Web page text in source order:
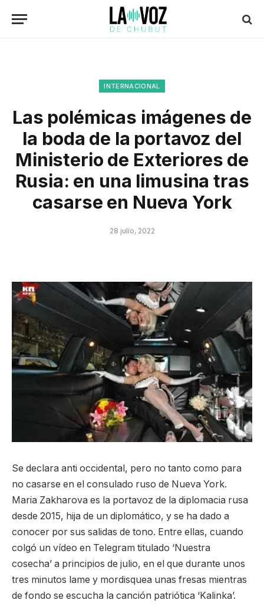
INTERNACIONAL
Las polémicas imágenes de
la boda de la portavoz del
Ministerio de Exteriores de
Rusia: en una limusina tras
casarse en Nueva York
28 julio, 2022
Se declara anti occidental, pero no tanto como para
no casarse en el consulado ruso de Nueva York.
Maria Zakharova es la portavoz de la diplomacia rusa
desde 2015, hija de un diplomático, y se ha dado a
conocer por sus salidas de tono. Entre ellas, cuando
colgó un vídeo en Telegram titulado ‘Nuestra
cosecha’ a principios de julio, en el que durante unos
tres minutos lame y mordisquea unas fresas mientras
de fondo se escucha la canción patriótica ‘Kalinka’.